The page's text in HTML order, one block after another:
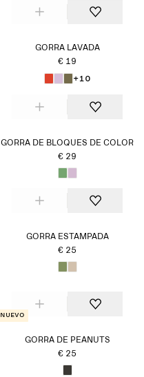
GORRA LAVADA
€ 19
+10
GORRA DE BLOQUES DE COLOR
€ 29
GORRA ESTAMPADA
€ 25
Nuevo
GORRA DE PEANUTS
€ 25